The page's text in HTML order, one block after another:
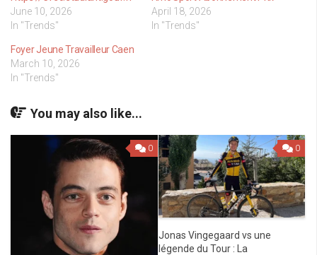
June 10, 2026
In "Trends"
April 18, 2026
In "Trends"
Foyer Jeune Travailleur Caen
March 10, 2026
In "Trends"
You may also like...
0 0
Jonas Vingegaard vs une
légende du Tour : La